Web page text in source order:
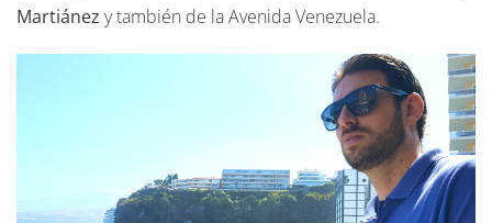
Martiánez y también de la Avenida Venezuela.